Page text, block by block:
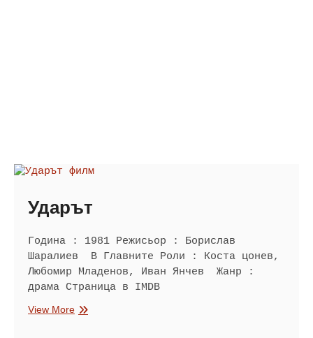
Ударът
Година : 1981 Режисьор : Борислав
Шаралиев В Главните Роли : Коста цонев,
Любомир Младенов, Иван Янчев Жанр :
драма Страница в IMDB
View MoreУдарът